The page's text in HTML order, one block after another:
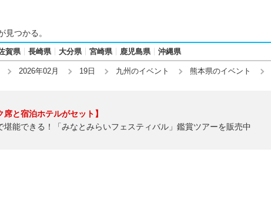
見つかる。
賀県 長崎県 大分県 宮崎県 鹿児島県 沖縄県
2026年02月 19日 九州のイベント 熊本県のイベント
席と宿泊ホテルがセット】
堪能できる！「みなとみらいフェスティバル」鑑賞ツアーを販売中